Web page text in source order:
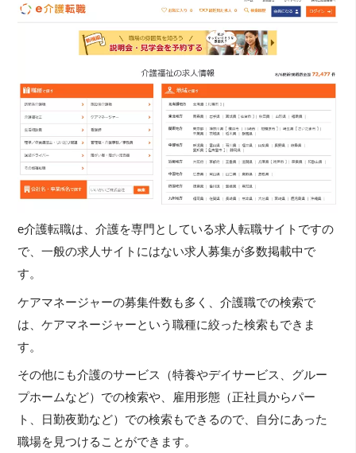
e介護転職は、介護を専門としている求人転職サイトですの
で、一般の求人サイトにはない求人募集が多数掲載中で
す。
ケアマネージャーの募集件数も多く、介護職での検索で
は、ケアマネージャーという職種に絞った検索もできま
す。
その他にも介護のサービス（特養やデイサービス、グルー
プホームなど）での検索や、雇用形態（正社員からパー
ト、日勤夜勤など）での検索もできるので、自分にあった
職場を見つけることができます。